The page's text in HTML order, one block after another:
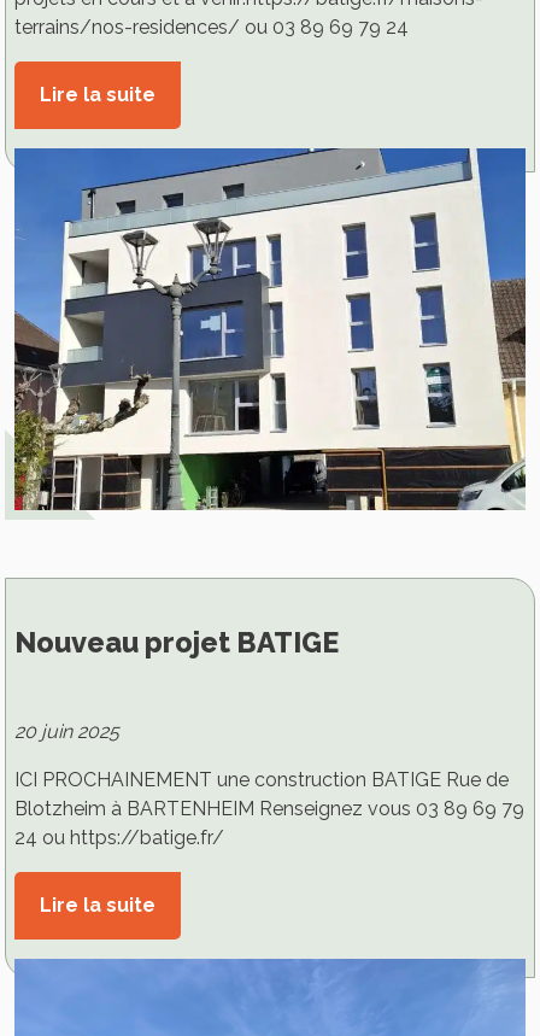
terrains/nos-residences/ ou 03 89 69 79 24
Lire la suite
Nouveau projet BATIGE
20 juin 2025
ICI PROCHAINEMENT une construction BATIGE Rue de
Blotzheim à BARTENHEIM Renseignez vous 03 89 69 79
24 ou https://batige.fr/
Lire la suite